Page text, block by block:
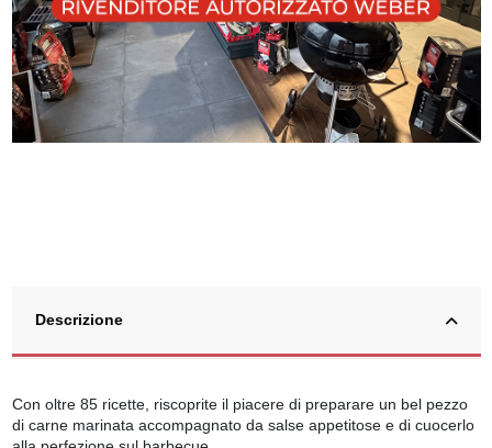
Descrizione
Con oltre 85 ricette, riscoprite il piacere di preparare un bel pezzo
di carne marinata accompagnato da salse appetitose e di cuocerlo